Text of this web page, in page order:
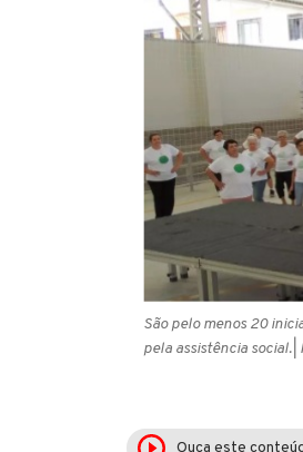
São pelo menos 20
pela assistência social.|
Ouça este